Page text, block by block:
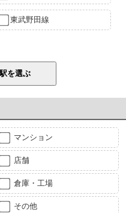
東武野田線
マンション
店舗
倉庫・工場
その他